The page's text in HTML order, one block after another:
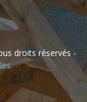
droits réservés -